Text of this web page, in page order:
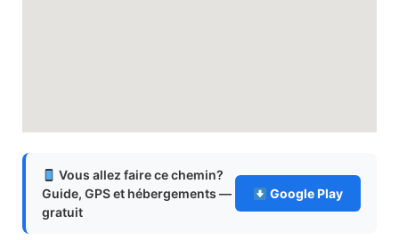
Vous allez faire ce chemin?
Guide, GPS et hébergements —
gratuit
Google Play